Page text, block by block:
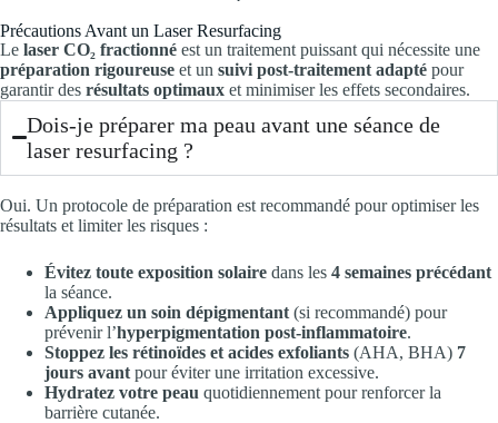
Précautions Avant un Laser Resurfacing
Le laser CO₂ fractionné est un traitement puissant qui nécessite une
préparation rigoureuse et un suivi post-traitement adapté pour
garantir des résultats optimaux et minimiser les effets secondaires.
Dois-je préparer ma peau avant une séance de
laser resurfacing ?
Oui. Un protocole de préparation est recommandé pour optimiser les
résultats et limiter les risques :
Évitez toute exposition solaire dans les 4 semaines précédant
la séance.
Appliquez un soin dépigmentant (si recommandé) pour
prévenir l’hyperpigmentation post-inflammatoire.
Stoppez les rétinoïdes et acides exfoliants (AHA, BHA) 7
jours avant pour éviter une irritation excessive.
Hydratez votre peau quotidiennement pour renforcer la
barrière cutanée.